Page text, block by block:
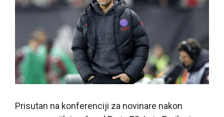
Prisutan na konferenciji za novinare nakon